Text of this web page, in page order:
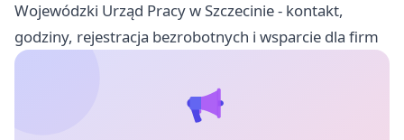
Wojewódzki Urząd Pracy w Szczecinie - kontakt,
godziny, rejestracja bezrobotnych i wsparcie dla firm